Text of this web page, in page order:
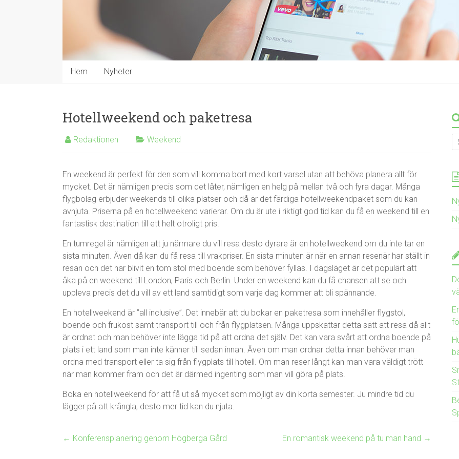
Hem Nyheter
Hotellweekend och paketresa
Redaktionen Weekend
En weekend är perfekt för den som vill komma bort med kort varsel utan att behöva planera allt för
mycket. Det är nämligen precis som det låter, nämligen en helg på mellan två och fyra dagar. Många
flygbolag erbjuder weekends till olika platser och då är det färdiga hotellweekendpaket som du kan
avnjuta. Priserna på en hotellweekend varierar. Om du är ute i riktigt god tid kan du få en weekend till en
fantastisk destination till ett helt otroligt pris.
En tumregel är nämligen att ju närmare du vill resa desto dyrare är en hotellweekend om du inte tar en
sista minuten. Även då kan du få resa till vrakpriser. En sista minuten är när en annan resenär har ställt in
resan och det har blivit en tom stol med boende som behöver fyllas. I dagsläget är det populärt att
åka på en weekend till London, Paris och Berlin. Under en weekend kan du få chansen att se och
uppleva precis det du vill av ett land samtidigt som varje dag kommer att bli spännande.
En hotellweekend är ”all inclusive”. Det innebär att du bokar en paketresa som innehåller flygstol,
boende och frukost samt transport till och från flygplatsen. Många uppskattar detta sätt att resa då allt
är ordnat och man behöver inte lägga tid på att ordna det själv. Det kan vara svårt att ordna boende på
plats i ett land som man inte känner till sedan innan. Även om man ordnar detta innan behöver man
ordna med transport eller ta sig från flygplats till hotell. Om man reser långt kan man vara väldigt trött
när man kommer fram och det är därmed ingenting som man vill göra på plats.
Boka en hotellweekend för att få ut så mycket som möjligt av din korta semester. Ju mindre tid du
lägger på att krångla, desto mer tid kan du njuta.
← Konferensplanering genom Högberga Gård En romantisk weekend på tu man hand →